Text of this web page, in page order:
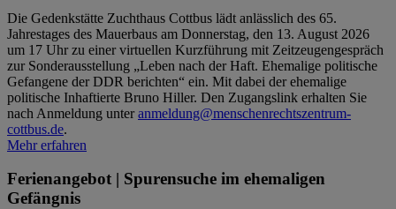
Die Gedenkstätte Zuchthaus Cottbus lädt anlässlich des 65.
Jahrestages des Mauerbaus am Donnerstag, den 13. August 2026
um 17 Uhr zu einer virtuellen Kurzführung mit Zeitzeugengespräch
zur Sonderausstellung „Leben nach der Haft. Ehemalige politische
Gefangene der DDR berichten“ ein. Mit dabei der ehemalige
politische Inhaftierte Bruno Hiller. Den Zugangslink erhalten Sie
nach Anmeldung unteranmeldung@menschenrechtszentrum-
cottbus.de.
Mehr erfahren
Ferienangebot | Spurensuche im ehemaligen
Gefängnis